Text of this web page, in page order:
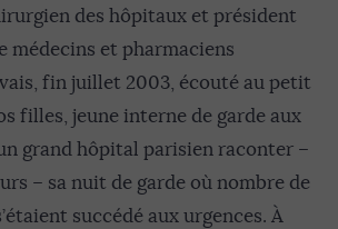
des hôpitaux et président
médecins et pharmaciens
fin juillet 2003, écouté au petit
filles, jeune interne de garde aux
grand hôpital parisien raconter –
– sa nuit de garde où nombre de
succédé aux urgences. À